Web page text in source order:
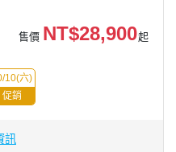
售價 NT$28,900起
10(六)
促銷
訊